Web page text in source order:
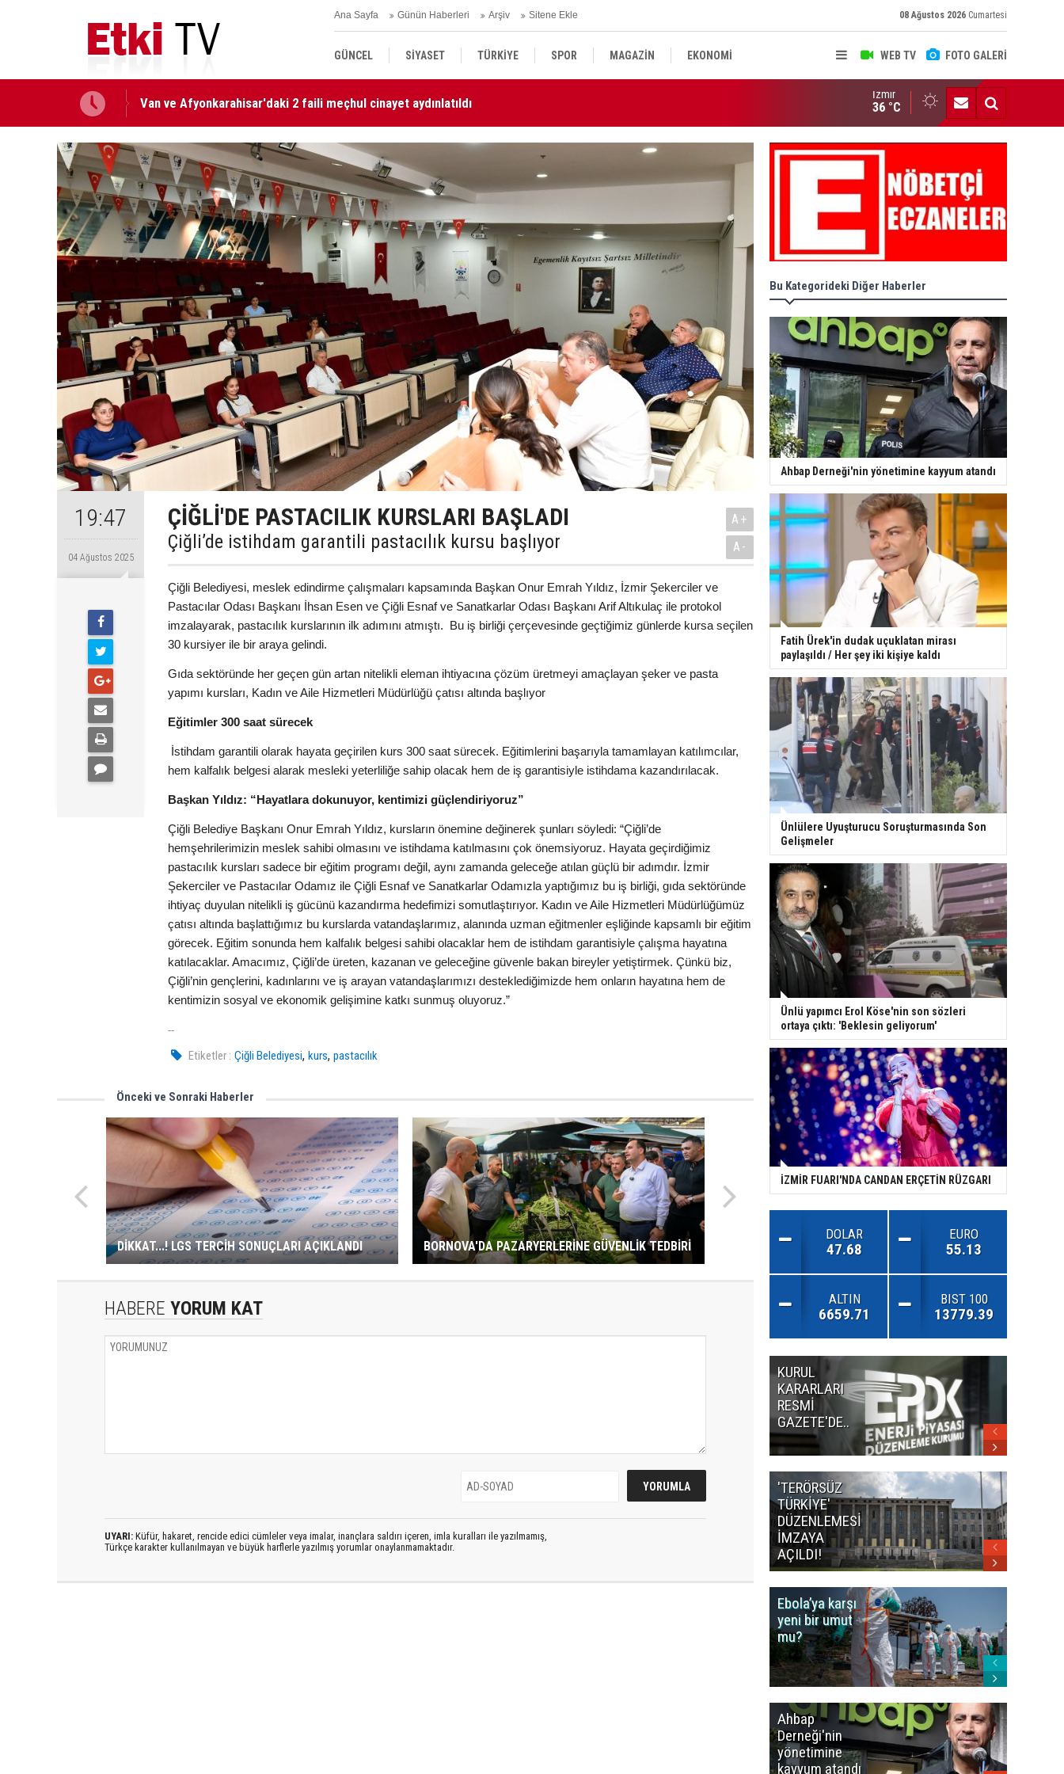
Ana Sayfa Günün Haberleri Arşiv Sitene Ekle 08 Ağustos 2026 Cumartesi
WEB TV FOTO GALERİ
GÜNCEL SİYASET TÜRKİYE SPOR MAGAZİN EKONOMİ
KÜLTÜR SANAT DÜNYA
Milli Dayanışma ve Toplumsal Bütünlüğün Güçlendirilmesi kanun teklifi Adalet Komisyonu'nda kabul
edildi
KURUL KARARLARI RESMİ GAZETE'DE..
İzmir
36 °C
19:47
04 Ağustos 2025
ÇİĞLİ'DE PASTACILIK KURSLARI BAŞLADI
Çiğli’de istihdam garantili pastacılık kursu başlıyor
A+
A-
Çiğli Belediyesi, meslek edindirme çalışmaları kapsamında Başkan Onur Emrah Yıldız, İzmir Şekerciler ve
Pastacılar Odası Başkanı İhsan Esen ve Çiğli Esnaf ve Sanatkarlar Odası Başkanı Arif Altıkulaç ile protokol
imzalayarak, pastacılık kurslarının ilk adımını atmıştı. Bu iş birliği çerçevesinde geçtiğimiz günlerde kursa seçilen
30 kursiyer ile bir araya gelindi.
Gıda sektöründe her geçen gün artan nitelikli eleman ihtiyacına çözüm üretmeyi amaçlayan şeker ve pasta
yapımı kursları, Kadın ve Aile Hizmetleri Müdürlüğü çatısı altında başlıyor
Eğitimler 300 saat sürecek
İstihdam garantili olarak hayata geçirilen kurs 300 saat sürecek. Eğitimlerini başarıyla tamamlayan katılımcılar,
hem kalfalık belgesi alarak mesleki yeterliliğe sahip olacak hem de iş garantisiyle istihdama kazandırılacak.
Başkan Yıldız: “Hayatlara dokunuyor, kentimizi güçlendiriyoruz”
Çiğli Belediye Başkanı Onur Emrah Yıldız, kursların önemine değinerek şunları söyledi: “Çiğli’de
hemşehrilerimizin meslek sahibi olmasını ve istihdama katılmasını çok önemsiyoruz. Hayata geçirdiğimiz
pastacılık kursları sadece bir eğitim programı değil, aynı zamanda geleceğe atılan güçlü bir adımdır. İzmir
Şekerciler ve Pastacılar Odamız ile Çiğli Esnaf ve Sanatkarlar Odamızla yaptığımız bu iş birliği, gıda sektöründe
ihtiyaç duyulan nitelikli iş gücünü kazandırma hedefimizi somutlaştırıyor. Kadın ve Aile Hizmetleri Müdürlüğümüz
çatısı altında başlattığımız bu kurslarda vatandaşlarımız, alanında uzman eğitmenler eşliğinde kapsamlı bir eğitim
görecek. Eğitim sonunda hem kalfalık belgesi sahibi olacaklar hem de istihdam garantisiyle çalışma hayatına
katılacaklar. Amacımız, Çiğli’de üreten, kazanan ve geleceğine güvenle bakan bireyler yetiştirmek. Çünkü biz,
Çiğli’nin gençlerini, kadınlarını ve iş arayan vatandaşlarımızı desteklediğimizde hem onların hayatına hem de
kentimizin sosyal ve ekonomik gelişimine katkı sunmuş oluyoruz.”
--
Etiketler : Çiğli Belediyesi,kurs,pastacılık
Önceki ve Sonraki Haberler
DİKKAT...! LGS TERCİH SONUÇLARI AÇIKLANDI BORNOVA'DA PAZARYERLERİNE GÜVENLİK TEDBİRİ
HABERE YORUM KAT
UYARI: Küfür, hakaret, rencide edici cümleler veya imalar, inançlara saldırı içeren, imla kuralları ile yazılmamış,
Türkçe karakter kullanılmayan ve büyük harflerle yazılmış yorumlar onaylanmamaktadır.
Bu Kategorideki Diğer Haberler
Ahbap Derneği'nin yönetimine kayyum atandı
Fatih Ürek'in dudak uçuklatan mirası
paylaşıldı / Her şey iki kişiye kaldı
Ünlülere Uyuşturucu Soruşturmasında Son
Gelişmeler
Ünlü yapımcı Erol Köse'nin son sözleri
ortaya çıktı: 'Beklesin geliyorum'
İZMİR FUARI'NDA CANDAN ERÇETİN RÜZGARI
DOLAR
47.68
EURO
55.13
ALTIN
6659.71
BIST 100
13779.39
KURUL
KARARLARI
RESMİ
GAZETE'DE..
'TERÖRSÜZ
TÜRKİYE'
DÜZENLEMESİ
İMZAYA
AÇILDI!
Ebola’ya karşı
yeni bir umut
mu?
Ahbap
Derneği'nin
yönetimine
kayyum atandı